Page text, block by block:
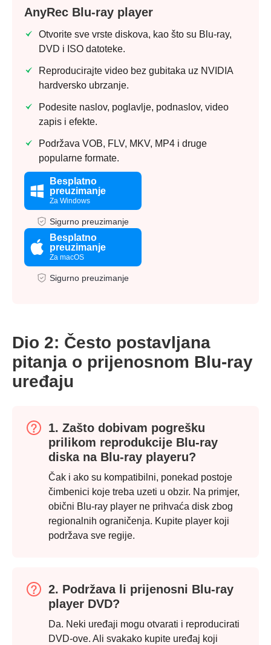
AnyRec Blu-ray player
Otvorite sve vrste diskova, kao što su Blu-ray,
DVD i ISO datoteke.
Reproducirajte video bez gubitaka uz NVIDIA
hardversko ubrzanje.
Podesite naslov, poglavlje, podnaslov, video
zapis i efekte.
Podržava VOB, FLV, MKV, MP4 i druge
popularne formate.
Besplatno
preuzimanje
Za Windows
Sigurno preuzimanje
Besplatno
preuzimanje
Za macOS
Sigurno preuzimanje
Dio 2: Često postavljana
pitanja o prijenosnom Blu-ray
uređaju
1. Zašto dobivam pogrešku
prilikom reprodukcije Blu-ray
diska na Blu-ray playeru?
Čak i ako su kompatibilni, ponekad postoje
čimbenici koje treba uzeti u obzir. Na primjer,
obični Blu-ray player ne prihvaća disk zbog
regionalnih ograničenja. Kupite player koji
podržava sve regije.
2. Podržava li prijenosni Blu-ray
player DVD?
Da. Neki uređaji mogu otvarati i reproducirati
DVD-ove. Ali svakako kupite uređaj koji